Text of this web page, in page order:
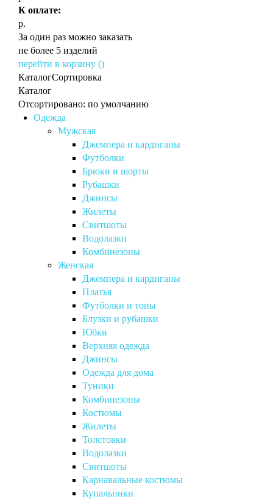
К оплате:
р.
За один раз можно заказать
не более 5 изделий
перейти в корзину ()
КаталогСортировка
Каталог
Отсортировано: по умолчанию
Одежда
Мужская
Джемпера и кардиганы
Футболки
Брюки и шорты
Рубашки
Джинсы
Жилеты
Свитшоты
Водолазки
Комбинезоны
Женская
Джемпера и кардиганы
Платья
Футболки и топы
Блузки и рубашки
Юбки
Верхняя одежда
Джинсы
Одежда для дома
Туники
Комбинезоны
Костюмы
Жилеты
Толстовки
Водолазки
Свитшоты
Карнавальные костюмы
Купальники